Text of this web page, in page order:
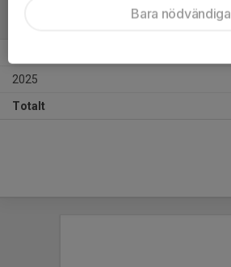
2025
Totalt
Bara nödvändiga